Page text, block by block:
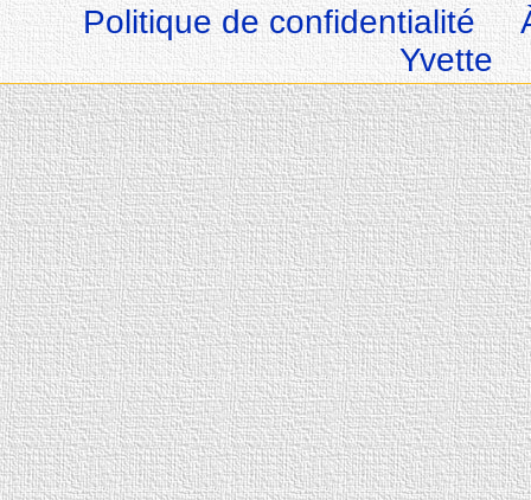
Politique de confidentialité
Yvette